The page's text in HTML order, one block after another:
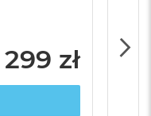
299 zł